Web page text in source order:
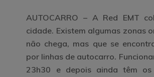
AUTOCARRO – A Red EMT
cidade. Existem algumas zonas
não chega, mas que se
por linhas de autocarro.
23h30 e depois ainda têm os